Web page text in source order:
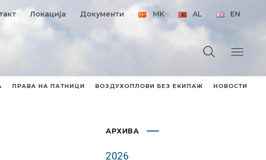
Локација Документи MK AL EN
ПРАВА НА ПАТНИЦИ ВОЗДУХОПЛОВИ БЕЗ ЕКИПАЖ НОВОСТИ
АРХИВА
2026